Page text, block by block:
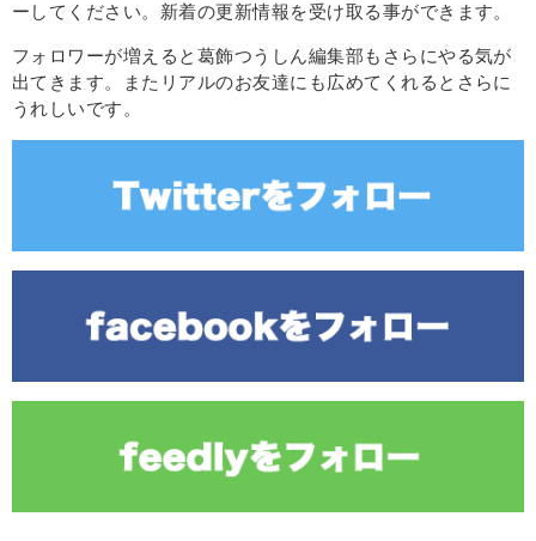
ーしてください。新着の更新情報を受け取る事ができます。
フォロワーが増えると葛飾つうしん編集部もさらにやる気が
出てきます。またリアルのお友達にも広めてくれるとさらに
うれしいです。